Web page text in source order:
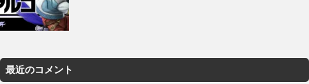
最近のコメント